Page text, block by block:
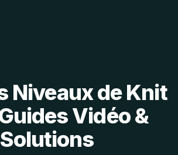
Niveaux de Knit
Vidéo &
Solutions